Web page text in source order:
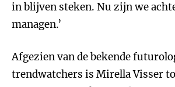
in blijven steken. Nu zijn we
managen.’
Afgezien van de bekende
trendwatchers is Mirella Visser